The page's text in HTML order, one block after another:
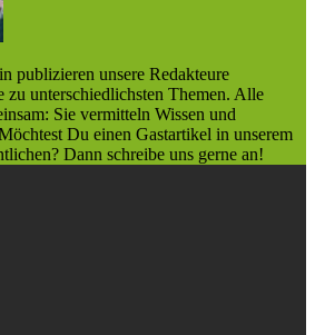
publizieren unsere Redakteure
zu unterschiedlichsten Themen. Alle
Sie vermitteln Wissen und
Du einen Gastartikel in unserem
Dann schreibe uns gerne an!